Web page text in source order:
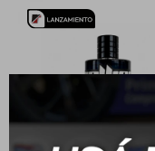
Lubricantes
Aditivos